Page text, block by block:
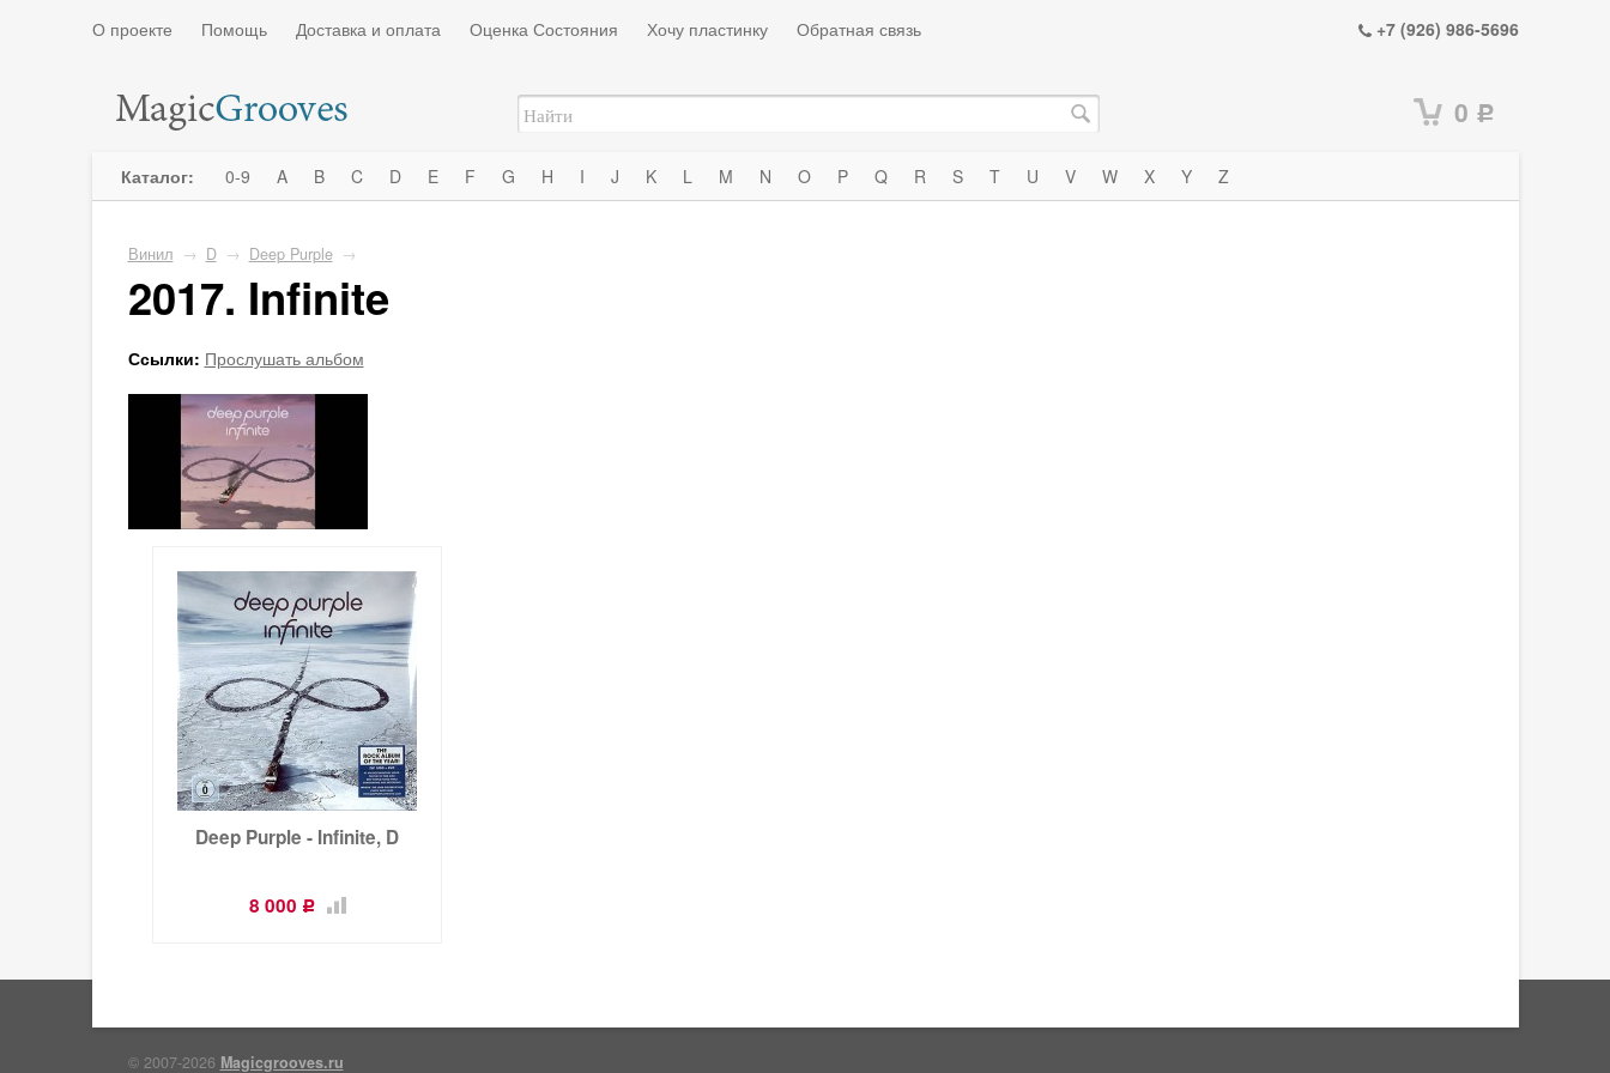
О проекте Помощь Доставка и оплата Оценка Состояния Хочу пластинку Обратная связь +7 (926) 986-5696
0 Р
Каталог: 0-9 A B C D E F G H I J K L M N O P Q R S T U V W X Y Z
Винил → D → Deep Purple →
2017. Infinite
Ссылки: Прослушать альбом
Deep Purple - Infinite, D
8 000 Р
© 2007-2026 Magicgrooves.ru